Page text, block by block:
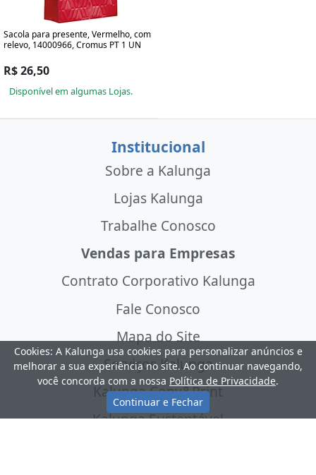
Sacola para presente, Vermelho, com
relevo, 14000966, Cromus PT 1 UN
R$ 26,50
Disponível em algumas Lojas.
Institucional
Sobre a Kalunga
Lojas Kalunga
Trabalhe Conosco
Vendas para Empresas
Contrato Corporativo Kalunga
Fale Conosco
Mapa do Site
Serviços Kalunga
Kalunga Copy&Print
Kalunga Sustentável
Cookies: A Kalunga usa cookies para personalizar anúncios e
melhorar a sua experiência no site. Ao continuar navegando,
você concorda com a nossa Política de Privacidade.
Continuar e Fechar